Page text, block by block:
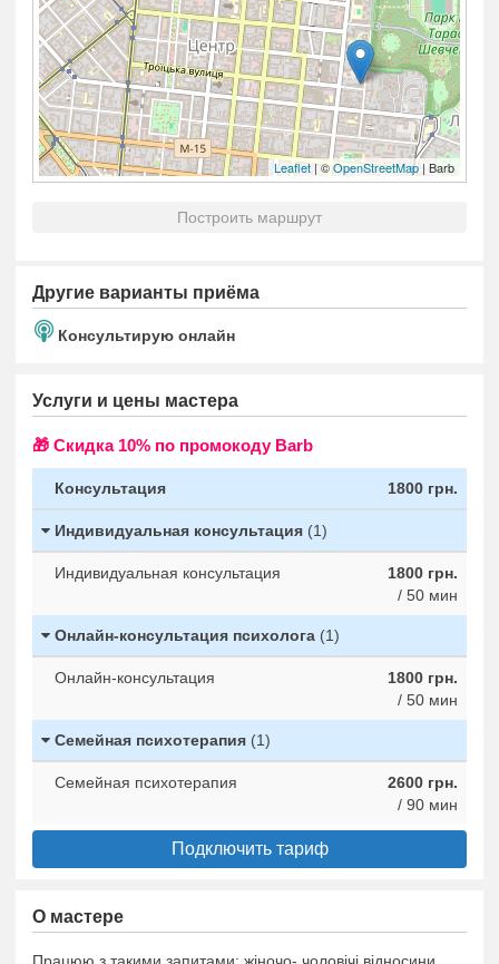
Leaflet| ©OpenStreetMap | Barb
Построить маршрут
Другие варианты приёма
Консультирую онлайн
Услуги и цены мастера
🎁 Cкидка 10% по промокоду Barb
Консультация 1800 грн.
Индивидуальная консультация (1)
Индивидуальная консультация
1800 грн.
/ 50 мин
Онлайн-консультация психолога (1)
Онлайн-консультация
1800 грн.
/ 50 мин
Семейная психотерапия (1)
Семейная психотерапия
2600 грн.
/ 90 мин
Подключить тариф
О мастере